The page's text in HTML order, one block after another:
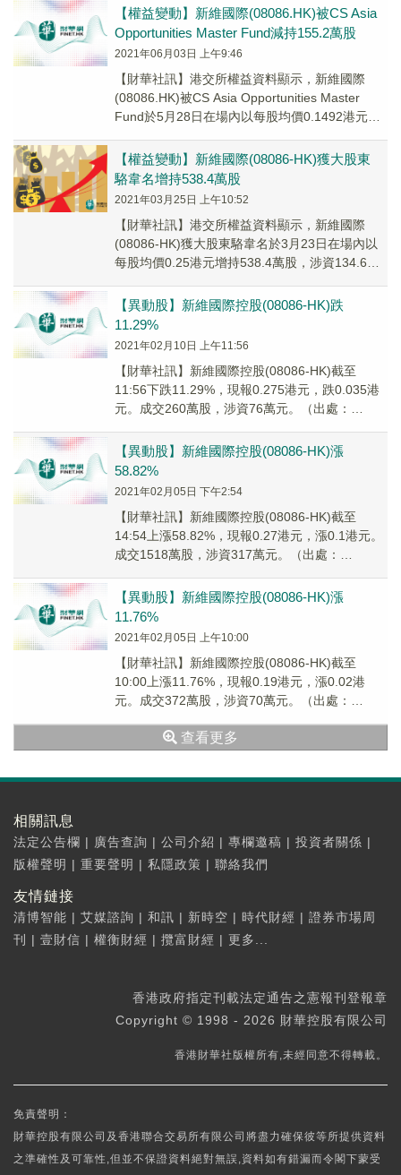
【權益變動】新維國際(08086.HK)被CS Asia
Opportunities Master Fund減持155.2萬股
2021年06月03日 上午9:46
【財華社訊】港交所權益資料顯示，新維國際
(08086.HK)被CS Asia Opportunities Master
Fund於5月28日在場內以每股均價0.1492港元減
【權益變動】新維國際(08086-HK)獲大股東
駱韋名增持538.4萬股
2021年03月25日 上午10:52
【財華社訊】港交所權益資料顯示，新維國際
(08086-HK)獲大股東駱韋名於3月23日在場內以
每股均價0.25港元增持538.4萬股，涉資134.6萬
【異動股】新維國際控股(08086-HK)跌
11.29%
2021年02月10日 上午11:56
【財華社訊】新維國際控股(08086-HK)截至
11:56下跌11.29%，現報0.275港元，跌0.035港
元。成交260萬股，涉資76萬元。（出處：
【異動股】新維國際控股(08086-HK)漲
58.82%
2021年02月05日 下午2:54
【財華社訊】新維國際控股(08086-HK)截至
14:54上漲58.82%，現報0.27港元，漲0.1港元。
成交1518萬股，涉資317萬元。（出處：
【異動股】新維國際控股(08086-HK)漲
11.76%
2021年02月05日 上午10:00
【財華社訊】新維國際控股(08086-HK)截至
10:00上漲11.76%，現報0.19港元，漲0.02港
元。成交372萬股，涉資70萬元。（出處：
查看更多
相關訊息
法定公告欄 | 廣告查詢 | 公司介紹 | 專欄邀稿 | 投資者關係 |
版權聲明 | 重要聲明 | 私隱政策 | 聯絡我們
友情鏈接
清博智能 | 艾媒諮詢 | 和訊 | 新時空 | 時代財經 | 證券市場周
刊
| 壹財信 | 權衡財經 | 攬富財經 | 更多...
香港政府指定刊載法定通告之憲報刊登報章
Copyright © 1998 - 2026 財華控股有限公司
香港財華社版權所有,未經同意不得轉載。
免責聲明：
財華控股有限公司及香港聯合交易所有限公司將盡力確保彼等所提供資料
之準確性及可靠性,但並不保證資料絕對無誤,資料如有錯漏而令閣下蒙受